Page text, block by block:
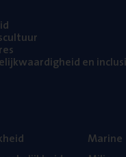
en
Mari­ne